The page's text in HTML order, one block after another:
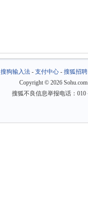
搜狗输入法- 支付中心- 搜狐招聘
Copyright © 2026
搜狐不良信息举报电话：010